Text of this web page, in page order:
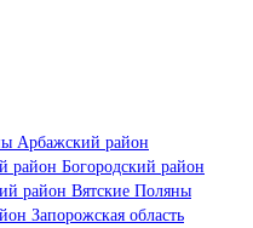
Арбажский район
район Богородский район
район Вятские Поляны
Запорожская область